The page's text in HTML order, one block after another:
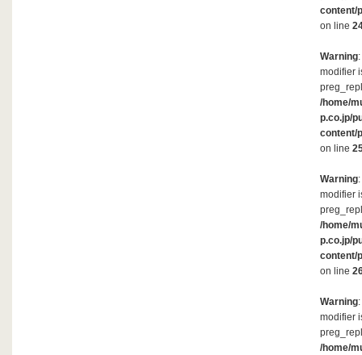
content/
on line
Warning
modifier
/home/
p.co.jp/
content/
on line
Warning
modifier
/home/
p.co.jp/
content/
on line
Warning
modifier
/home/